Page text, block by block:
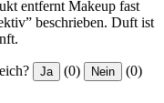
entfernt Makeup fast
beschrieben. Duft ist
Ja (0) Nein (0)